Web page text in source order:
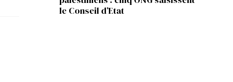
le Conseil d’Etat